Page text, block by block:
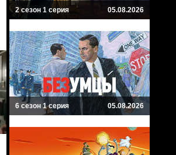
2 сезон 1 серия 05.08.2026
6 сезон 1 серия 05.08.2026